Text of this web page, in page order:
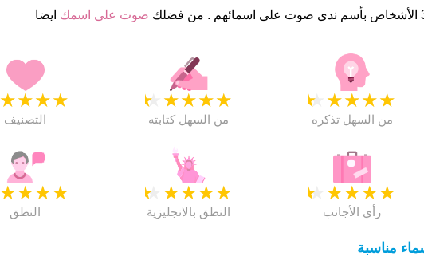
فضلك صوت على اسمك ايضا
★
★
★
★
التصنيف
★
★
★
★
★
من السهل كتابته
★
★
★
★
★
من السهل تذكره
★
★
★
★
النطق
★
★
★
★
★
النطق بالانجليزية
★
★
★
★
★
رأي الأجانب
مناسبة